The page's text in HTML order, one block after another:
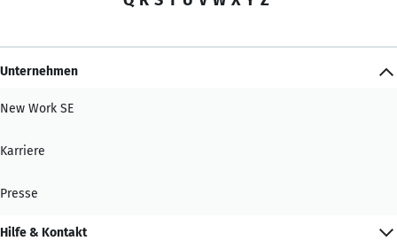
Unternehmen
New Work SE
Karriere
Presse
Hilfe & Kontakt